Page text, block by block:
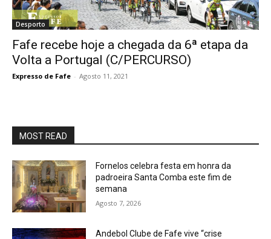
Desporto
Fafe recebe hoje a chegada da 6ª etapa da
Volta a Portugal (C/PERCURSO)
Expresso de Fafe - Agosto 11, 2021
MOST READ
Fornelos celebra festa em honra da
padroeira Santa Comba este fim de
semana
Agosto 7, 2026
Andebol Clube de Fafe vive “crise